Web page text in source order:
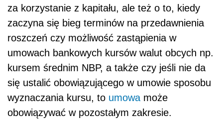
za korzystanie z kapitału, ale też o to, kiedy
zaczyna się bieg terminów na przedawnienia
roszczeń czy możliwość zastąpienia w
umowach bankowych kursów walut obcych np.
kursem średnim NBP, a także czy jeśli nie da
się ustalić obowiązującego w umowie sposobu
wyznaczania kursu, to umowa może
obowiązywać w pozostałym zakresie.